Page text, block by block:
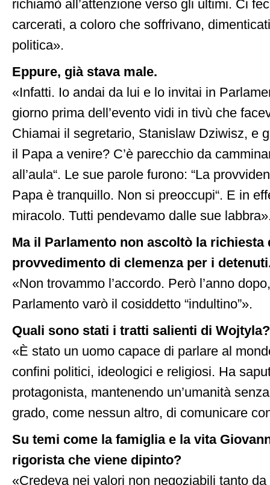
richiamò all’attenzione verso gli ultimi. Ci
carcerati, a coloro che soffrivano,
politica».
Eppure, già stava male.
«Infatti. Io andai da lui e lo invitai in
giorno prima dell’evento vidi in tivù che
Chiamai il segretario, Stanislaw Dziwisz, e
il Papa a venire? C’è parecchio da
all’aula“. Le sue parole furono: “La
Papa è tranquillo. Non si preoccupi“. E in
miracolo. Tutti pendevamo dalle sue
Ma il Parlamento non ascoltò la richiesta
provvedimento di clemenza per i
«Non trovammo l’accordo. Però l’anno
Parlamento varò il cosiddetto “indultino”».
Quali sono stati i tratti salienti di Wojtyla?
«È stato un uomo capace di parlare al
confini politici, ideologici e religiosi. Ha
protagonista, mantenendo un’umanità
grado, come nessun altro, di comunicare
Su temi come la famiglia e la vita
rigorista che viene dipinto?
«Credeva nei valori non negoziabili tanto